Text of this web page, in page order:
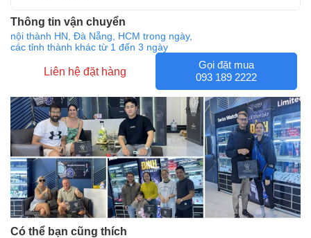
Thông tin vận chuyển
nội thành HN, Đà Nẵng, HCM trong ngày,
các tỉnh thành khác từ 1 đến 3 ngày
Liên hệ đặt hàng
Gọi đặt mua
093 189 2222
Có thể bạn cũng thích